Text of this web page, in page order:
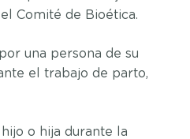
Comité de Bioética.
una persona de su
el trabajo de parto,
o hija durante la